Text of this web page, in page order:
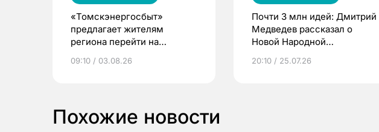
«Томскэнергосбыт»
предлагает жителям
региона перейти на
выиграть призы
09:10 / 03.08.26
Почти 3 млн идей: Дмитрий
Медведев рассказал о
Новой Народной
20:10 / 25.07.26
Похожие новости